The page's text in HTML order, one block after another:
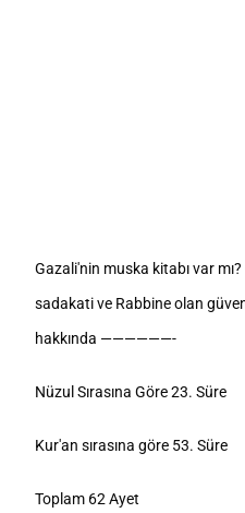
Gazali'nin muska kitabı var
sadakati ve Rabbine olan
hakkında ——————-
Nüzul Sırasına Göre 23. Süre
Kur'an sırasına göre 53. Süre
Toplam 62 Ayet